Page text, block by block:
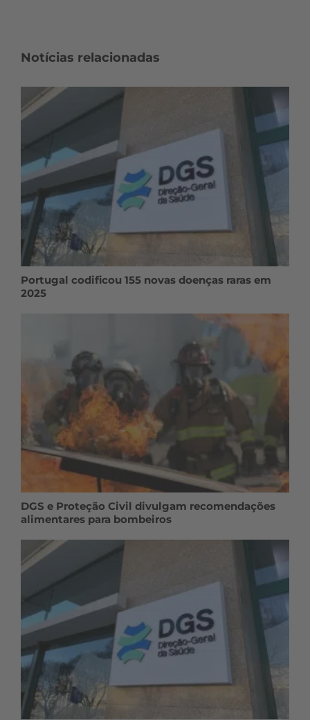
Notícias relacionadas
Portugal codificou 155 novas doenças raras em
2025
DGS e Proteção Civil divulgam recomendações
alimentares para bombeiros